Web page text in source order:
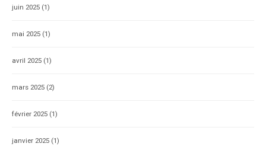
juin 2025 (1)
mai 2025 (1)
avril 2025 (1)
mars 2025 (2)
février 2025 (1)
janvier 2025 (1)